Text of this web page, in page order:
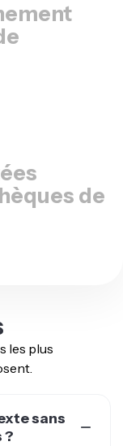
de
les plus
sans
?